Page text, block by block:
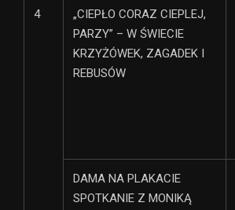
4
„CIEPŁO CORAZ CIEPLEJ,
PARZY” – W ŚWIECIE
KRZYŻÓWEK, ZAGADEK I
REBUSÓW
DAMA NA PLAKACIE
SPOTKANIE Z MONIKĄ